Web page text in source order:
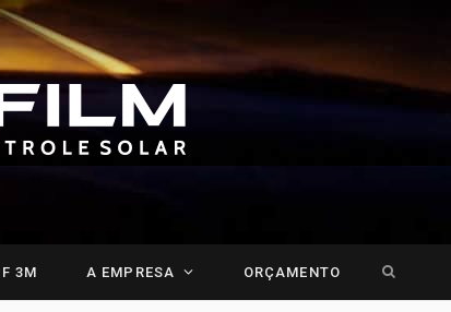
3M A EMPRESA ORÇAMENTO